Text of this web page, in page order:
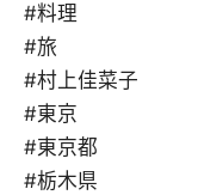
#料理
#旅
#村上佳菜子
#東京
#東京都
#栃木県